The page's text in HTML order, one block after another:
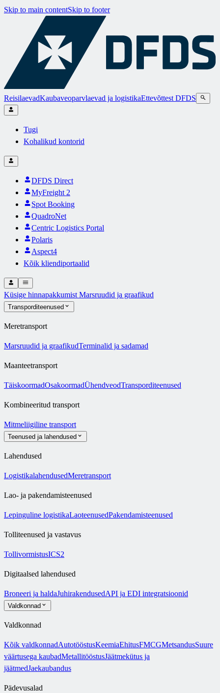
Skip to main contentSkip to footer
ReisilaevadKaubaveoparvlaevad ja logistikaEttevõttest DFDS
Tugi
Kohalikud kontorid
DFDS Direct
MyFreight 2
Spot Booking
QuadroNet
Centric Logistics Portal
Polaris
Aspect4
Kõik kliendiportaalid
Küsige hinnapakkumist Marsruudid ja graafikud
Transporditeenused
Meretransport
Marsruudid ja graafikudTerminalid ja sadamad
Maanteetransport
TäiskoormadOsakoormadÜhendveodTransporditeenused
Kombineeritud transport
Mitmeliigiline transport
Teenused ja lahendused
Lahendused
LogistikalahendusedMeretransport
Lao- ja pakendamisteenused
Lepinguline logistikaLaoteenusedPakendamisteenused
Tolliteenused ja vastavus
TollivormistusICS2
Digitaalsed lahendused
Broneeri ja haldaJuhirakendusedAPI ja EDI integratsioonid
Valdkonnad
Valdkonnad
Kõik valdkonnadAutotööstusKeemiaEhitusFMCGMetsandusSuure
väärtusega kaubadMetallitööstusJäätmekütus ja
jäätmedJaekaubandus
Pädevusalad